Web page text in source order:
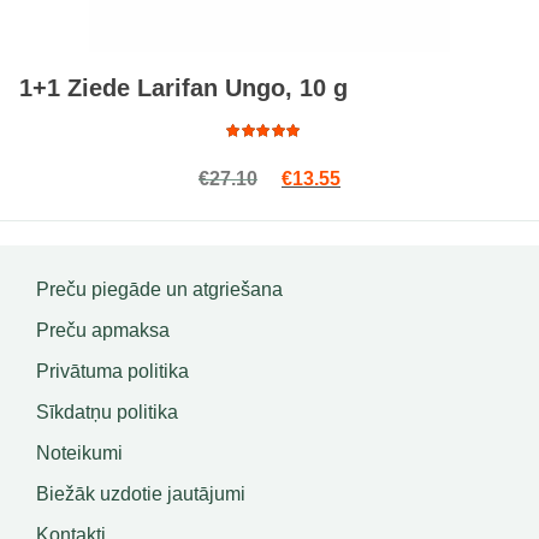
1+1 Ziede Larifan Ungo, 10 g
5.00
out
€27.10 Original price was: €27.10.
€13.55Current price is:
Preču piegāde un atgriešana
Preču apmaksa
Privātuma politika
Sīkdatņu politika
Noteikumi
Biežāk uzdotie jautājumi
Kontakti